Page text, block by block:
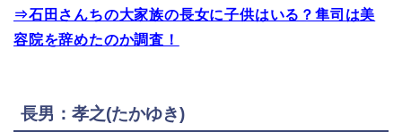
⇒石田さんちの大家族の長女に子供はいる？隼司は美
容院を辞めたのか調査！
長男：孝之(たかゆき)